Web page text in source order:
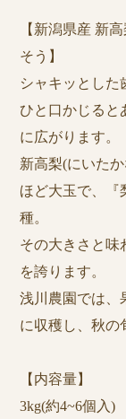
【新潟県産 新
そう】
シャキッとした
ひと口かじると
に広がります。
新高梨(にいた
ほど大玉で、『
種。
その大きさと味
を誇ります。
浅川農園では、
に収穫し、秋の
【内容量】
3kg(約4~6個入)